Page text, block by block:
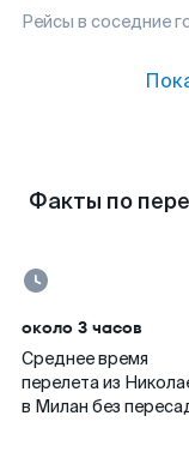
Рейсы в соседние
Факты по
около 3 часов
Среднее время
перелета из
в Милан без